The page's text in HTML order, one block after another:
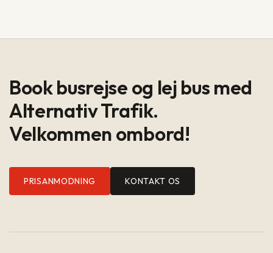
Book busrejse og lej bus med
Alternativ Trafik.
Velkommen ombord!
PRISANMODNING KONTAKT OS